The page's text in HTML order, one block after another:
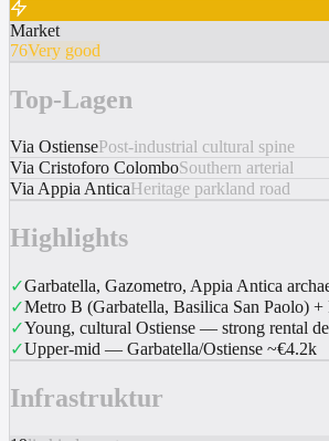
Market
76Very good
Top-Lagen
Via OstiensePost-industrial cultural spine
Via Cristoforo ColomboSouthern arterial
Via Appia AnticaHeritage parkland road
Highlights
✓Garbatella, Gazometro, Appia Antica
✓Metro B (Garbatella, Basilica San Paolo)
✓Young, cultural Ostiense — strong rental
✓Upper-mid — Garbatella/Ostiense ~€4.2k
Infrastruktur